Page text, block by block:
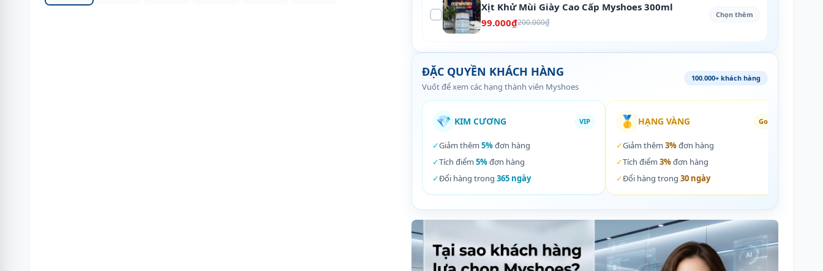
Xịt Khử Mùi Giày Cao Cấp Myshoes 300ml
99.000₫200.000₫
Chọn thêm
ĐẶC QUYỀN KHÁCH HÀNG
Vuốt để xem các hạng thành viên Myshoes
100.000+ khách hàng
💎 KIM CƯƠNG VIP
✓Giảm thêm 5%đơn hàng
✓Tích điểm 5%đơn hàng
✓Đổi hàng trong 365 ngày
🥇 HẠNG VÀNG Gold
✓Giảm thêm 3%đơn hàng
✓Tích điểm 3%đơn hàng
✓Đổi hàng trong 30 ngày